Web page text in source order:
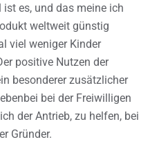
es, und das meine ich
weltweit günstig
viel weniger Kinder
positive Nutzen der
besonderer zusätzlicher
bei der Freiwilligen
der Antrieb, zu helfen, bei
Gründer.